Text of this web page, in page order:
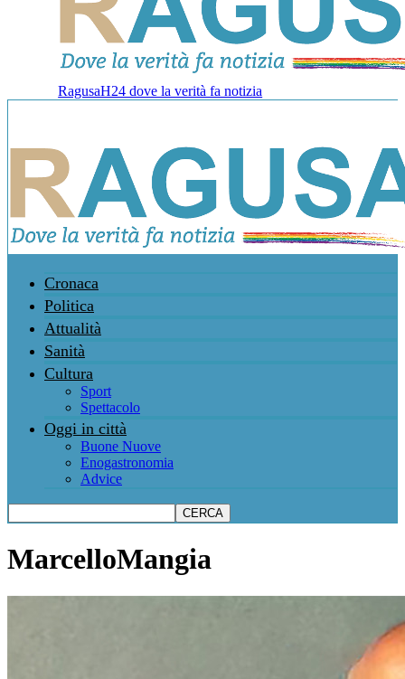
RagusaH24 dove la verità fa notizia
Cronaca
Politica
Attualità
Sanità
Cultura
Sport
Spettacolo
Oggi in città
Buone Nuove
Enogastronomia
Advice
MarcelloMangia